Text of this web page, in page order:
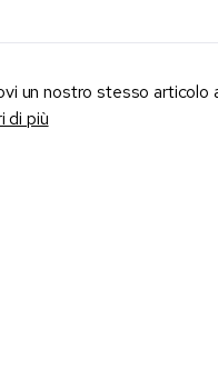
un nostro stesso articolo
di più